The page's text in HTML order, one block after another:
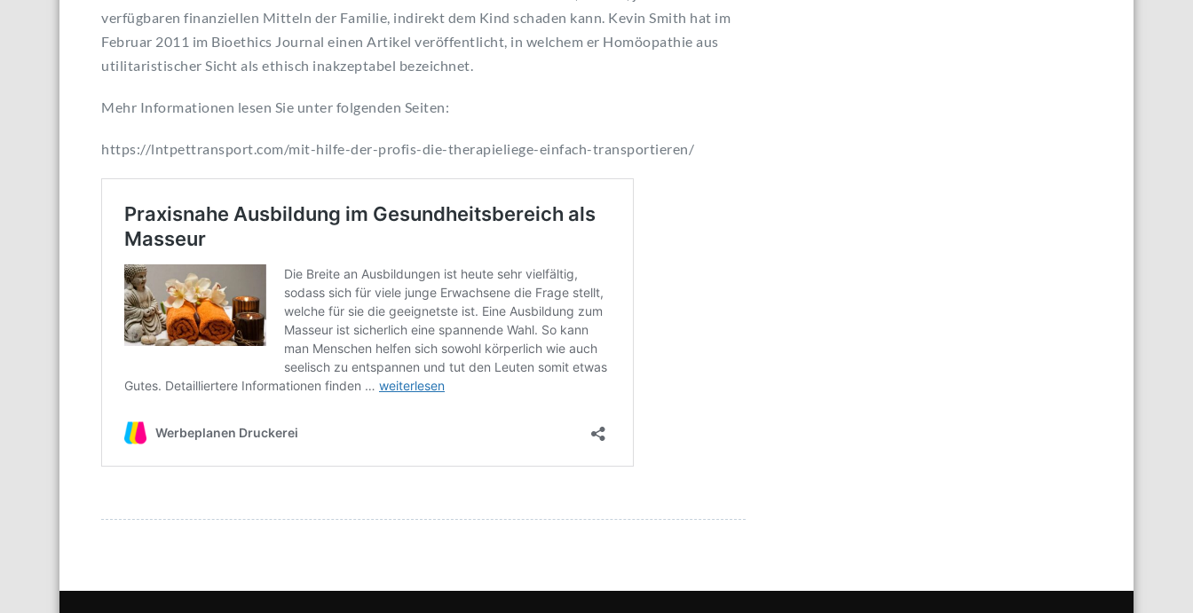
verfügbaren finanziellen Mitteln der Familie, indirekt dem Kind schaden kann. Kevin Smith hat im
Februar 2011 im Bioethics Journal einen Artikel veröffentlicht, in welchem er Homöopathie aus
utilitaristischer Sicht als ethisch inakzeptabel bezeichnet.
Mehr Informationen lesen Sie unter folgenden Seiten:
https://lntpettransport.com/mit-hilfe-der-profis-die-therapieliege-einfach-transportieren/